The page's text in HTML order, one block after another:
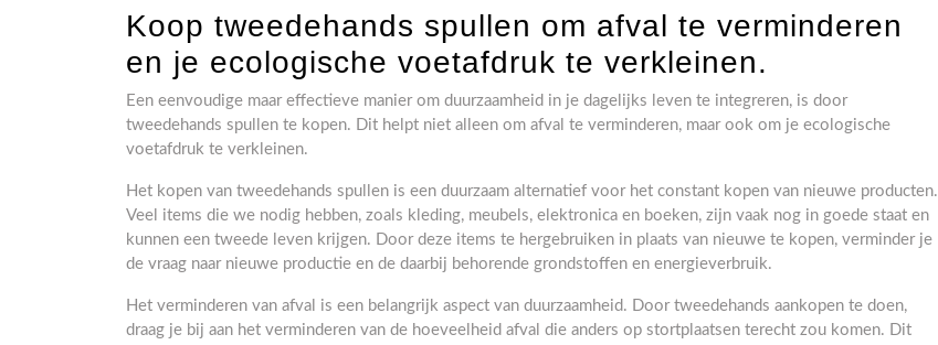
Koop tweedehands spullen om afval te verminderen
en je ecologische voetafdruk te verkleinen.
Een eenvoudige maar effectieve manier om duurzaamheid in je dagelijks leven te integreren, is door
tweedehands spullen te kopen. Dit helpt niet alleen om afval te verminderen, maar ook om je ecologische
voetafdruk te verkleinen.
Het kopen van tweedehands spullen is een duurzaam alternatief voor het constant kopen van nieuwe producten.
Veel items die we nodig hebben, zoals kleding, meubels, elektronica en boeken, zijn vaak nog in goede staat en
kunnen een tweede leven krijgen. Door deze items te hergebruiken in plaats van nieuwe te kopen, verminder je
de vraag naar nieuwe productie en de daarbij behorende grondstoffen en energieverbruik.
Het verminderen van afval is een belangrijk aspect van duurzaamheid. Door tweedehands aankopen te doen,
draag je bij aan het verminderen van de hoeveelheid afval die anders op stortplaatsen terecht zou komen. Dit